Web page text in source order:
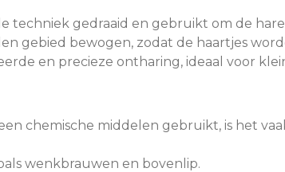
techniek gedraaid en gebruikt om de
gebied bewogen, zodat de haartjes
en precieze ontharing, ideaal voor
chemische middelen gebruikt, is het
wenkbrauwen en bovenlip.